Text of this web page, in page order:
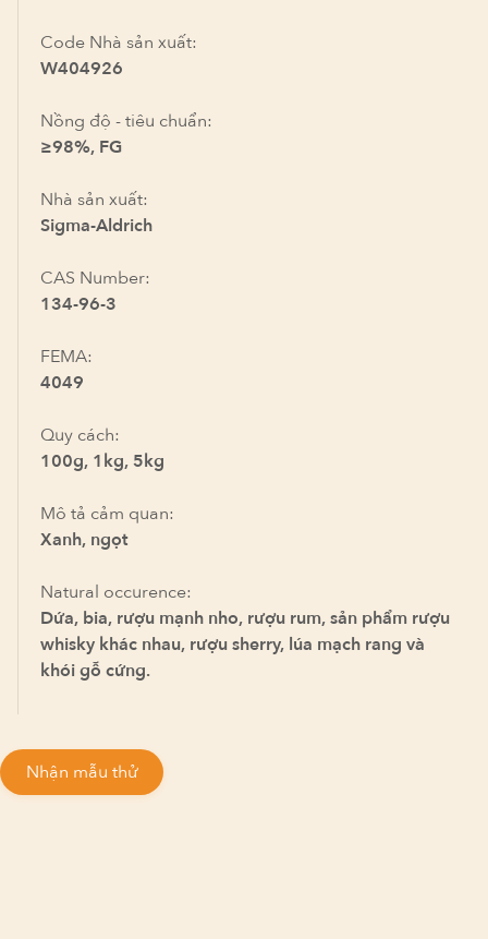
Code Nhà sản xuất:
W404926
Nồng độ - tiêu chuẩn:
≥98%, FG
Nhà sản xuất:
Sigma-Aldrich
CAS Number:
134-96-3
FEMA:
4049
Quy cách:
100g, 1kg, 5kg
Mô tả cảm quan:
Xanh, ngọt
Natural occurence:
Dứa, bia, rượu mạnh nho, rượu rum, sản phẩm rượu
whisky khác nhau, rượu sherry, lúa mạch rang và
khói gỗ cứng.
Nhận mẫu thử